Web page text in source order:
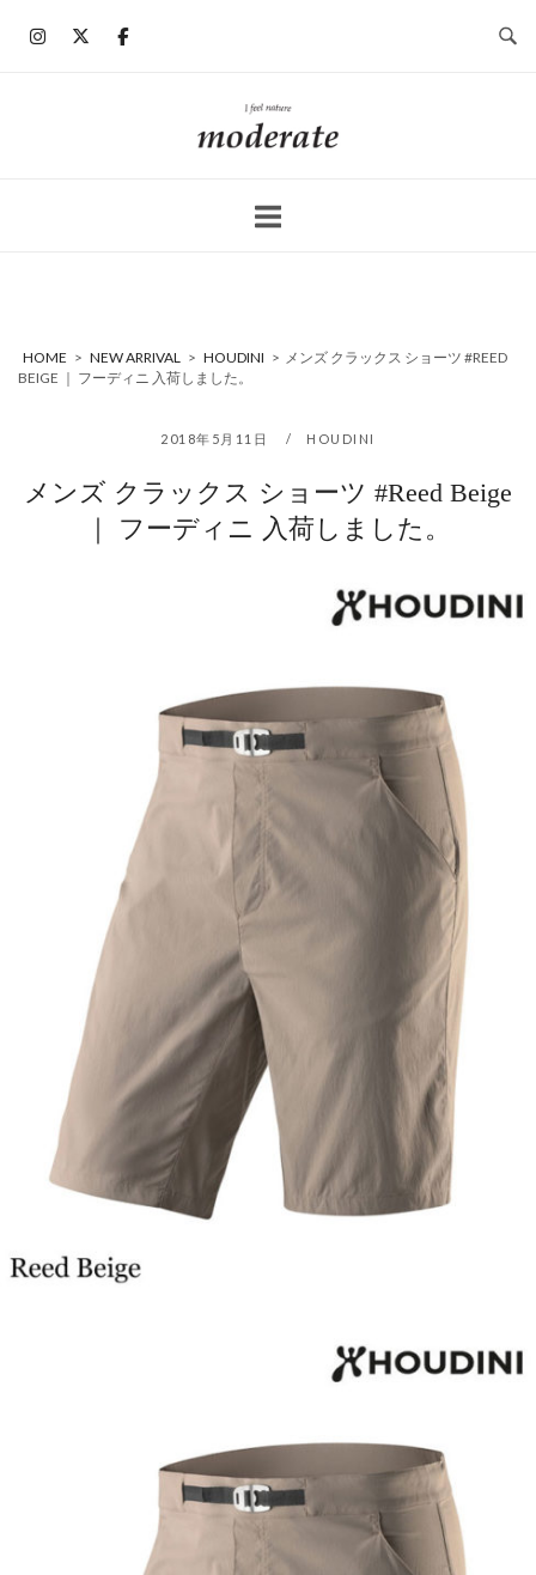
ホ
ー
HOME > NEW ARRIVAL > HOUDINI > メンズ クラックス ショーツ #REED
BEIGE ｜ フーディニ 入荷しました。
2018年5月11日 HOUDINI
メンズ クラックス ショーツ #Reed Beige
｜ フーディニ 入荷しました。